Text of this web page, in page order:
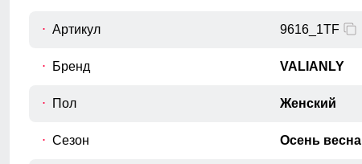
Измеряется вокруг самой широкой
Артикул 9616_1TF
Бренд VALIANLY
Пол Женский
Сезон Осень весна